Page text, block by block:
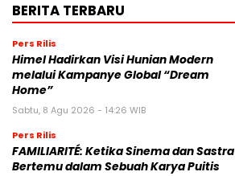
BERITA TERBARU
Pers Rilis
Himel Hadirkan Visi Hunian Modern
melalui Kampanye Global “Dream
Home”
Sabtu, 8 Agu 2026 - 14:26 WIB
Pers Rilis
FAMILIARITÉ: Ketika Sinema dan Sastra
Bertemu dalam Sebuah Karya Puitis